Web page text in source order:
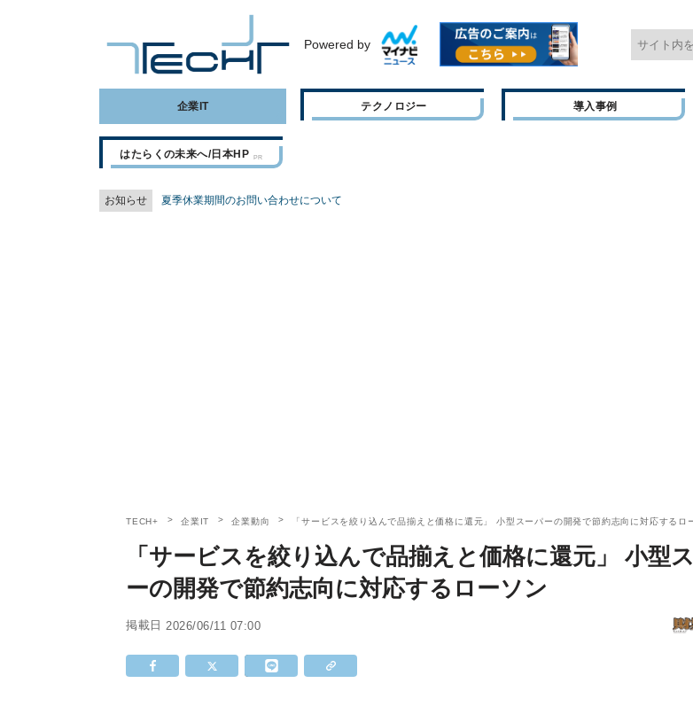
Powered by
企業IT テクノロジー 導入事例
はたらくの未来へ/日本HP
お知らせ 夏季休業期間のお問い合わせについて
TECH+ 企業IT 企業動向 「サービスを絞り込んで品揃えと価格に還元」 小型スーパーの開発で節約志向に対応するロ
「サービスを絞り込んで品揃えと価格に還元」 小型
ーの開発で節約志向に対応するローソン
掲載日 2026/06/11 07:00